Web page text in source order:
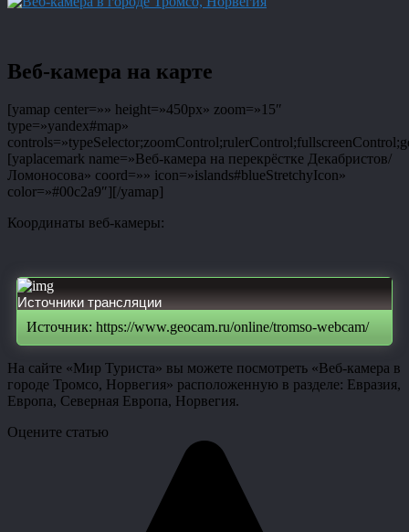
Веб-камера на карте
[yamap center=»» height=»450px» zoom=»15″
type=»yandex#map»
[yaplacemark name=»Веб-камера на перекрёстке Декабристов/
Ломоносова» coord=»» icon=»islands#blueStretchyIcon»
color=»#00c2a9″][/yamap]
Координаты веб-камеры:
Источники трансляции
Источник: https://www.geocam.ru/online/tromso-webcam/
На сайте «Мир Туриста» вы можете посмотреть «Веб-камера в
городе Тромсо, Норвегия» расположенную в разделе: Евразия,
Европа, Северная Европа, Норвегия.
Оцените статью